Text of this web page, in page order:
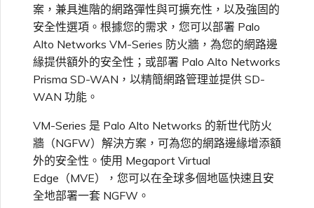
邀請使用者加入帳戶
提供技術支援聯絡方式
更新公司資訊
重設密碼
瞭解服務頁面
連線至 Latitude.sh
瞭解位置資訊
位置 ID
服務佈建方式
Megaport 全球網狀 WAN
Megaport 上雲即服務
高速跨雲加密
鏈路聚合群組（LAG）
終止 Port
使用服務金鑰建立連線
設定 Q-in-Q
變更合約 VXC 的速率
關閉 VXC 以進行容錯移轉測
終止 VXC
MVE
終止 Megaport Internet 連
Azure ExpressRoute
Cisco Webex
Google Cloud
Azure MCR 連線
DigitalOcean MCR 連線
IBM Cloud Direct Link MCR
連線
Fortinet FortiGate
Palo Alto Networks
VMware SD-WAN
建立 MCR VXC
設定 MCR
使用封包過濾
在 MCR 中使用 IPsec
MCR 路由管理
建立 VXC
連線 MVE
終止 MVE
連線 MVE
終止 MVE
連線 MVE
終止 MVE
連線 MVE
終止 MVE
連線 MVE
終止 MVE
使用 Cisco Secure Firewall
Threat Defense Virtual 建立
MVE
連線 MVE
將 MPLS 與 SDCI 整合
終止 MVE
連線 MVE
終止 MVE
基於 FGSP 設定 Fortinet 防
連線 MVE
終止 MVE
連線 MVE
終止 MVE
連線 MVE
終止 MVE
連線 MVE
終止 MVE
連線 MVE
終止 MVE
終止 IX
IX 工具與功能
都會區 ID
Marketplace 常見問題
檢視工作階段事件日誌
管理最短合約期續約
管理 Megaport
Marketplace 個人檔案
新增和修改使用者
管理使用者角色
IX 定價與合約條款
MCR 定價與合約條款
信用卡付款
瞭解 Megaport 帳單
客戶現場服務
下載帳單
Port 計費
建立服務金鑰
建立 VXC
變更 VXC 設定
建立至 AWS 的 VXC
建立至 Azure 的 VXC
使用 Megaport 資源進行
Terraform 狀態管理
匯入現有生產服務
使用 Terraform MCP
Server（公開測試版）
Megaport Terraform
VXC 連線
MVE
Megaport Internet
建立 Juniper 私有連線
升級支援案件
傳送意見回饋
網路維護
歐盟數位服務法
案，兼具進階的網路彈性與可擴充性，以及強固的
安全性選項。根據您的需求，您可以部署 Palo
Alto Networks VM-Series 防火牆，為您的網路邊
緣提供額外的安全性；或部署 Palo Alto Networks
Prisma SD-WAN，以精簡網路管理並提供 SD-
WAN 功能。
VM-Series 是 Palo Alto Networks 的新世代防火
牆（NGFW）解決方案，可為您的網路邊緣增添額
外的安全性。使用 Megaport Virtual
Edge（MVE），您可以在全球多個地區快速且安
全地部署一套 NGFW。